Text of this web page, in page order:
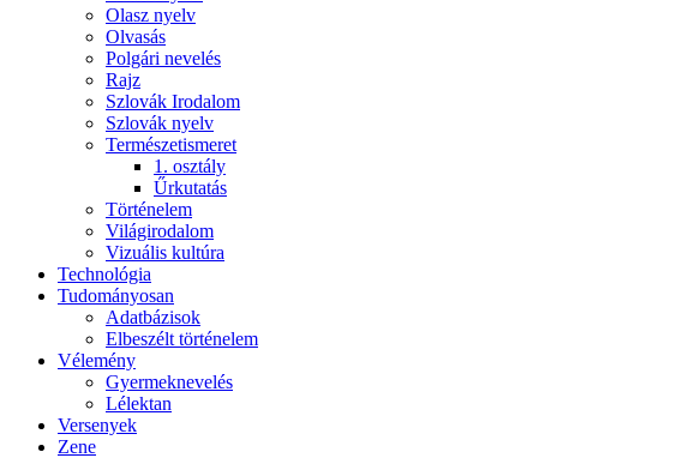
Olasz nyelv
Olvasás
Polgári nevelés
Rajz
Szlovák Irodalom
Szlovák nyelv
Természetismeret
1. osztály
Űrkutatás
Történelem
Világirodalom
Vizuális kultúra
Technológia
Tudományosan
Adatbázisok
Elbeszélt történelem
Vélemény
Gyermeknevelés
Lélektan
Versenyek
Zene